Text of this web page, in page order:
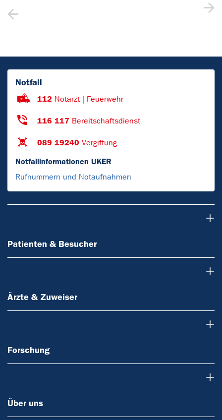
Notfall
112 Notarzt | Feuerwehr
116 117 Bereitschaftsdienst
089 19240 Vergiftung
Notfallinformationen UKER
Rufnummern und Notaufnahmen
Patienten & Besucher
Ärzte & Zuweiser
Forschung
Über uns